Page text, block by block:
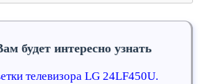
будет интересно узнать
телевизора LG 24LF450U.